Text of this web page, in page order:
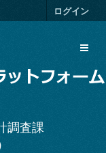
ログイン
調査課